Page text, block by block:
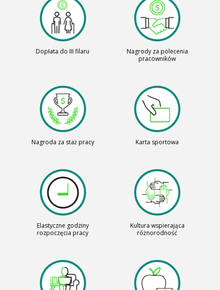
Dopłata do III filaru
Nagrody za polecenia
pracowników
Nagroda za staż pracy Karta sportowa
Elastyczne godziny
rozpoczęcia pracy
Kultura wspierająca
różnorodność